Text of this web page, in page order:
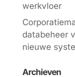
werkvloer
databeheer
nieuwe
Archieven